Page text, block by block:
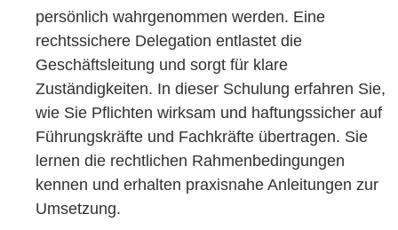
persönlich wahrgenommen werden. Eine
rechtssichere Delegation entlastet die
Geschäftsleitung und sorgt für klare
Zuständigkeiten. In dieser Schulung erfahren Sie,
wie Sie Pflichten wirksam und haftungssicher auf
Führungskräfte und Fachkräfte übertragen. Sie
lernen die rechtlichen Rahmenbedingungen
kennen und erhalten praxisnahe Anleitungen zur
Umsetzung.